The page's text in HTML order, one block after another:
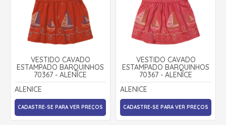
VESTIDO CAVADO
ESTAMPADO BARQUINHOS
70367 - ALENICE
ALENICE
CADASTRE-SE PARA VER PREÇOS
VESTIDO CAVADO
ESTAMPADO BARQUINHOS
70367 - ALENICE
ALENICE
CADASTRE-SE PARA VER PREÇOS